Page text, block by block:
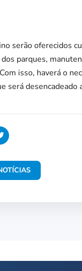
serão oferecidos
parques,
isso, haverá o
será